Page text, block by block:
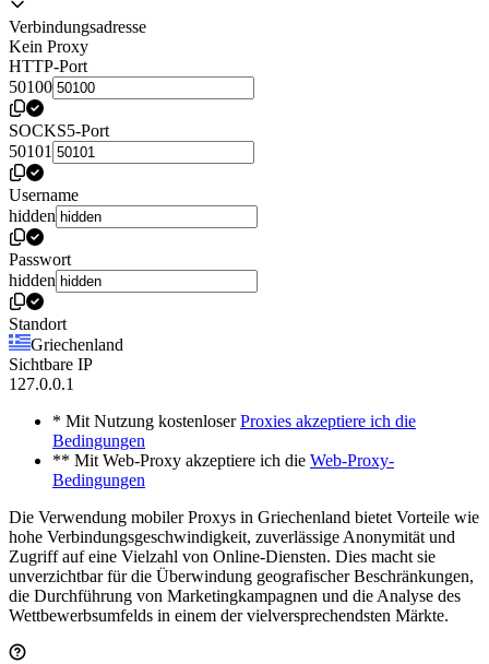
Verbindungsadresse
Kein Proxy
HTTP-Port
50100
SOCKS5-Port
50101
Username
hidden
Passwort
hidden
Standort
Griechenland
Sichtbare IP
127.0.0.1
* Mit Nutzung kostenloserProxies akzeptiere ich die
Bedingungen
** Mit Web-Proxy akzeptiere ich die Web-Proxy-
Bedingungen
Die Verwendung mobiler Proxys in Griechenland bietet Vorteile wie
hohe Verbindungsgeschwindigkeit, zuverlässige Anonymität und
Zugriff auf eine Vielzahl von Online-Diensten. Dies macht sie
unverzichtbar für die Überwindung geografischer Beschränkungen,
die Durchführung von Marketingkampagnen und die Analyse des
Wettbewerbsumfelds in einem der vielversprechendsten Märkte.